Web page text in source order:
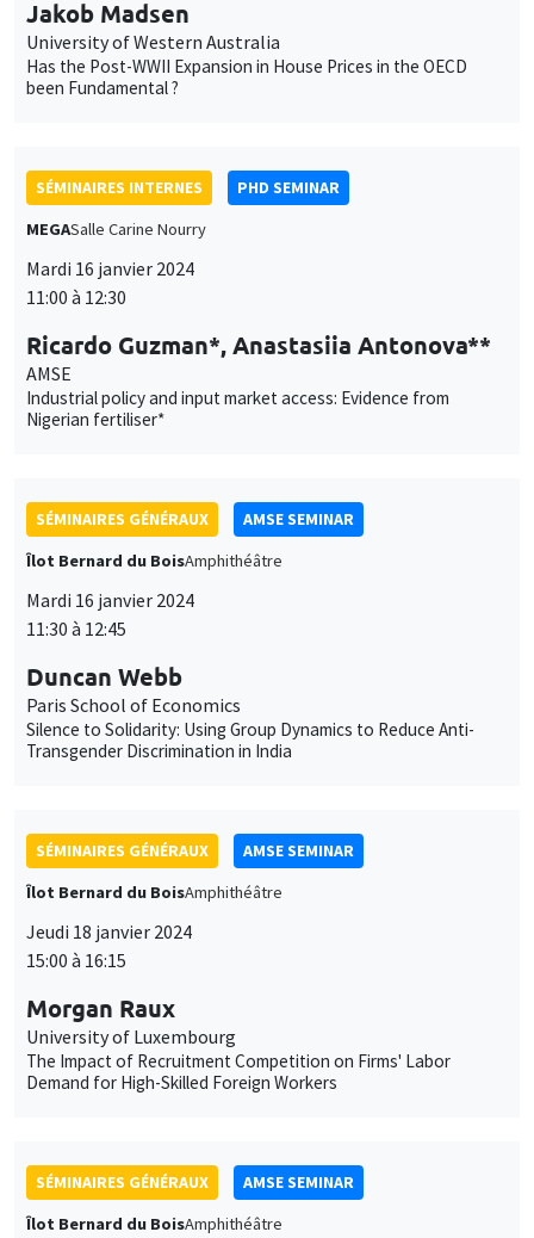
Jakob Madsen
University of Western Australia
Has the Post-WWII Expansion in House Prices in the OECD
been Fundamental ?
SÉMINAIRES INTERNES
PHD SEMINAR
MEGASalle Carine Nourry
Mardi 16 janvier 2024
11:00 à 12:30
Ricardo Guzman*, Anastasiia Antonova**
AMSE
Industrial policy and input market access: Evidence from
Nigerian fertiliser*
SÉMINAIRES GÉNÉRAUX
AMSE SEMINAR
Îlot Bernard du BoisAmphithéâtre
Mardi 16 janvier 2024
11:30 à 12:45
Duncan Webb
Paris School of Economics
Silence to Solidarity: Using Group Dynamics to Reduce Anti-
Transgender Discrimination in India
SÉMINAIRES GÉNÉRAUX
AMSE SEMINAR
Îlot Bernard du BoisAmphithéâtre
Jeudi 18 janvier 2024
15:00 à 16:15
Morgan Raux
University of Luxembourg
The Impact of Recruitment Competition on Firms' Labor
Demand for High-Skilled Foreign Workers
SÉMINAIRES GÉNÉRAUX
AMSE SEMINAR
Îlot Bernard du BoisAmphithéâtre